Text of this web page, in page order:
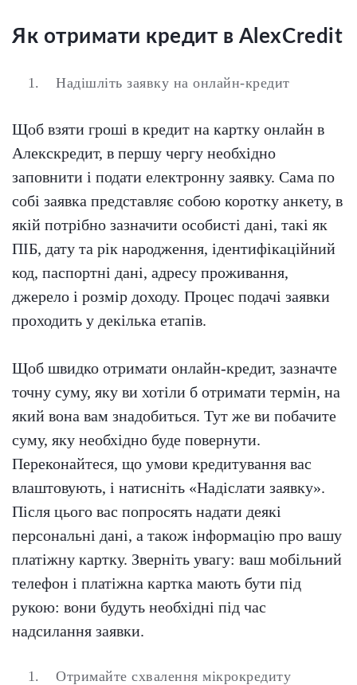
Як отримати кредит в AlexСredit
Надішліть заявку на онлайн-кредит
Щоб взяти гроші в кредит на картку онлайн в
Алекскредит, в першу чергу необхідно
заповнити і подати електронну заявку. Сама по
собі заявка представляє собою коротку анкету, в
якій потрібно зазначити особисті дані, такі як
ПІБ, дату та рік народження, ідентифікаційний
код, паспортні дані, адресу проживання,
джерело і розмір доходу. Процес подачі заявки
проходить у декілька етапів.
Щоб швидко отримати онлайн-кредит, зазначте
точну суму, яку ви хотіли б отримати термін, на
який вона вам знадобиться. Тут же ви побачите
суму, яку необхідно буде повернути.
Переконайтеся, що умови кредитування вас
влаштовують, і натисніть «Надіслати заявку».
Після цього вас попросять надати деякі
персональні дані, а також інформацію про вашу
платіжну картку. Зверніть увагу: ваш мобільний
телефон і платіжна картка мають бути під
рукою: вони будуть необхідні під час
надсилання заявки.
Отримайте схвалення мікрокредиту